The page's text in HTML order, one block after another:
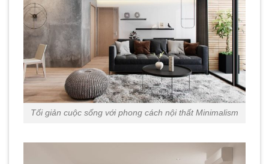
Tối giản cuộc sống với phong cách nội thất Minimalism